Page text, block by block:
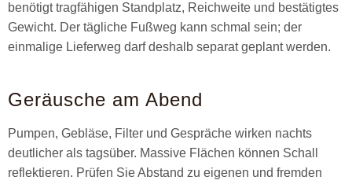
benötigt tragfähigen Standplatz, Reichweite und bestätigtes
Gewicht. Der tägliche Fußweg kann schmal sein; der
einmalige Lieferweg darf deshalb separat geplant werden.
Geräusche am Abend
Pumpen, Gebläse, Filter und Gespräche wirken nachts
deutlicher als tagsüber. Massive Flächen können Schall
reflektieren. Prüfen Sie Abstand zu eigenen und fremden